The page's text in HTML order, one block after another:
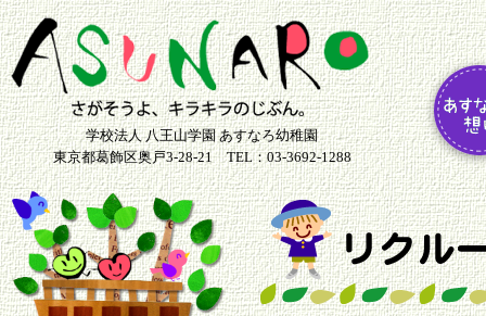
学校法人 八王山学園 あすなろ幼稚園
東京都葛飾区奥戸3-28-21 TEL：03-3692-1288